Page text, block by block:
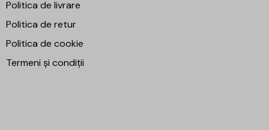
Politica de livrare
Politica de retur
Politica de cookie
Termeni și condiții